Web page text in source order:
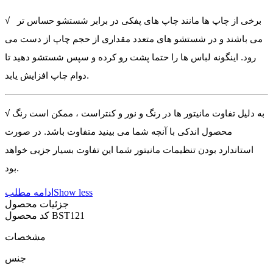
√ برخی از چاپ ها مانند چاپ های پفکی در برابر شستشو حساس تر
می باشند و در شستشو های متعدد مقداری از حجم چاپ از دست می
رود. اینگونه لباس ها را حتما پشت رو کرده و سپس شستشو دهید تا
دوام چاپ افزایش یابد.
√ به دلیل تفاوت مانیتور ها در رنگ و نور و کنتراست ، ممکن است رنگ
محصول اندکی با آنچه شما می بینید متفاوت باشد. در صورت
استاندارد بودن تنظیمات مانیتور شما این تفاوت بسیار جزیی خواهد
بود.
ادامه مطلب Show less
جزئیات محصول
BST121
مشخصات
جنس